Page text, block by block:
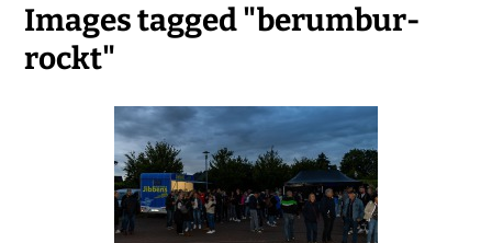
Images tagged "berumbur-
rockt"